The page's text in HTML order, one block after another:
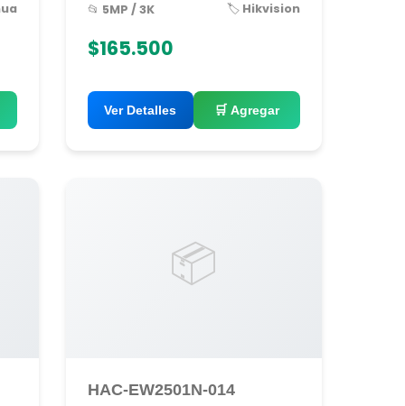
📂 5MP / 3K 🏷️ Hikvision
$165.500
Ver Detalles 🛒 Agregar
📦
HAC-EW2501N-014